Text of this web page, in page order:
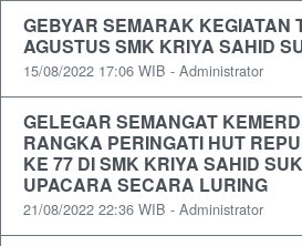
GEBYAR SEMARAK KEGIATAN
AGUSTUS SMK KRIYA SAHID
15/08/2022 17:06 WIB - Administrator
GELEGAR SEMANGAT
RANGKA PERINGATI HUT
KE 77 DI SMK KRIYA SAHID
UPACARA SECARA LURING
21/08/2022 22:36 WIB - Administrator